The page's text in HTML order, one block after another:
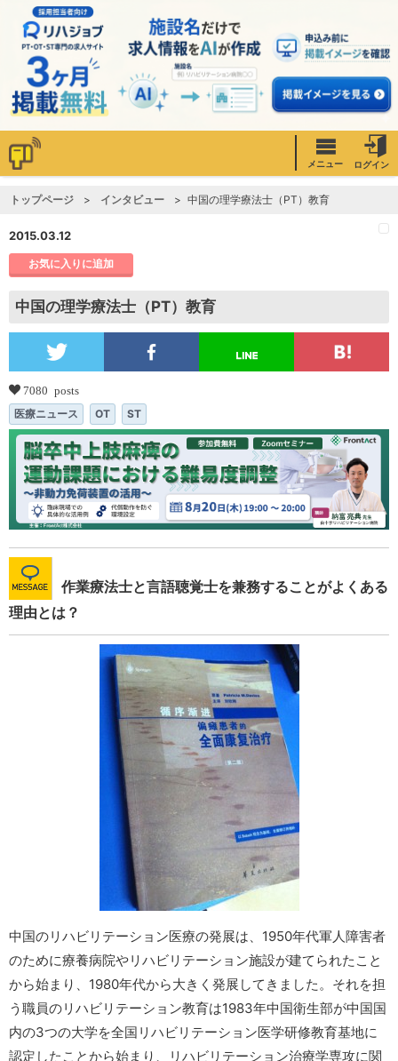
メニュー ログイン
トップページ インタビュー 中国の理学療法士（PT）教育
2015.03.12
お気に入りに追加
中国の理学療法士（PT）教育
7080 posts
医療ニュース OT ST
作業療法士と言語聴覚士を兼務することがよくある
理由とは？
中国のリハビリテーション医療の発展は、1950年代軍人障害者
のために療養病院やリハビリテーション施設が建てられたこと
から始まり、1980年代から大きく発展してきました。それを担
う職員のリハビリテーション教育は1983年中国衛生部が中国国
内の3つの大学を全国リハビリテーション医学研修教育基地に
認定したことから始まり、リハビリテーション治療学専攻に関